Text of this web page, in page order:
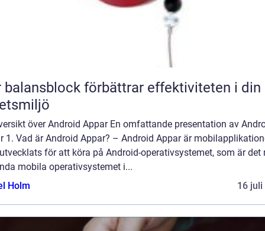
balansblock förbättrar effektiviteten i din
över Android Appar En omfattande presentation av
1. Vad är Android Appar? – Android Appar är
för att köra på Android-operativsystemet, som är det
mobila operativsystemet i...
Holm
16 juli